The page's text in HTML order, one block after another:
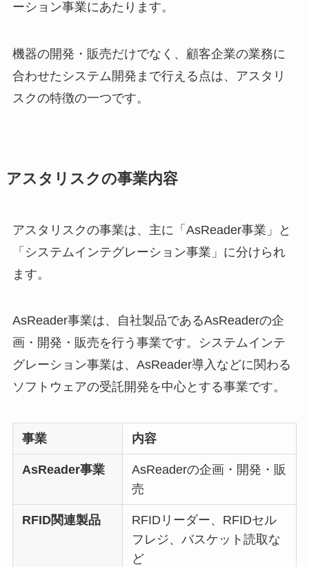
ーション事業にあたります。
機器の開発・販売だけでなく、顧客企業の業務に
合わせたシステム開発まで行える点は、アスタリ
スクの特徴の一つです。
アスタリスクの事業内容
アスタリスクの事業は、主に「AsReader事業」と
「システムインテグレーション事業」に分けられ
ます。
AsReader事業は、自社製品であるAsReaderの企
画・開発・販売を行う事業です。システムインテ
グレーション事業は、AsReader導入などに関わる
ソフトウェアの受託開発を中心とする事業です。
事業 内容
AsReader事業
AsReaderの企画・開発・販
売
RFID関連製品
RFIDリーダー、RFIDセル
フレジ、バスケット読取な
ど